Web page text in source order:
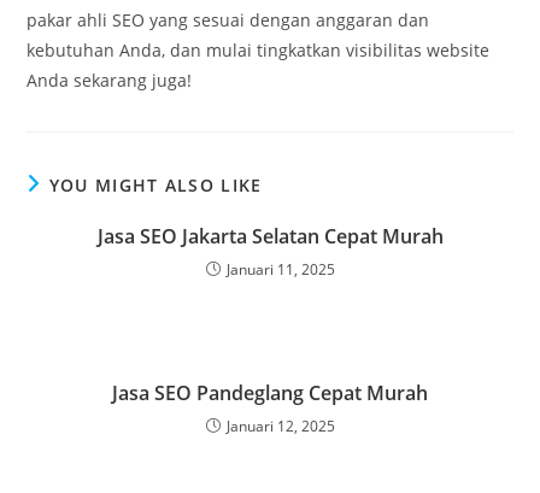
pakar ahli SEO yang sesuai dengan anggaran dan
kebutuhan Anda, dan mulai tingkatkan visibilitas website
Anda sekarang juga!
YOU MIGHT ALSO LIKE
Jasa SEO Jakarta Selatan Cepat Murah
Januari 11, 2025
Jasa SEO Pandeglang Cepat Murah
Januari 12, 2025